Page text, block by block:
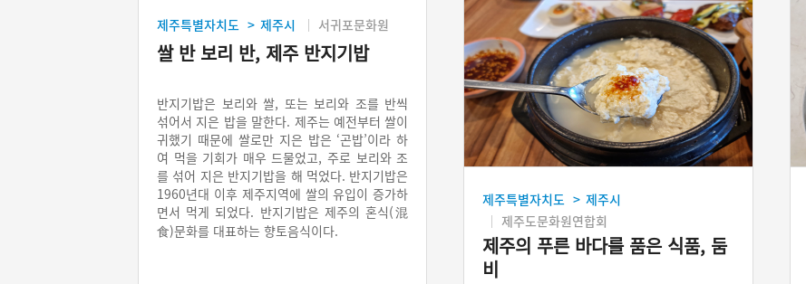
제주특별자치도 > 제주시 서귀포문화원
쌀 반 보리 반, 제주 반지기밥
반지기밥은 보리와 쌀, 또는 보리와 조를 반씩
섞어서 지은 밥을 말한다. 제주는 예전부터 쌀이
귀했기 때문에 쌀로만 지은 밥은 ‘곤밥’이라 하
여 먹을 기회가 매우 드물었고, 주로 보리와 조
를 섞어 지은 반지기밥을 해 먹었다. 반지기밥은
1960년대 이후 제주지역에 쌀의 유입이 증가하
면서 먹게 되었다. 반지기밥은 제주의 혼식(混
食)문화를 대표하는 향토음식이다.
제주특별자치도 > 제주시
제주도문화원연합회
제주의 푸른 바다를 품은 식품, 둠
비